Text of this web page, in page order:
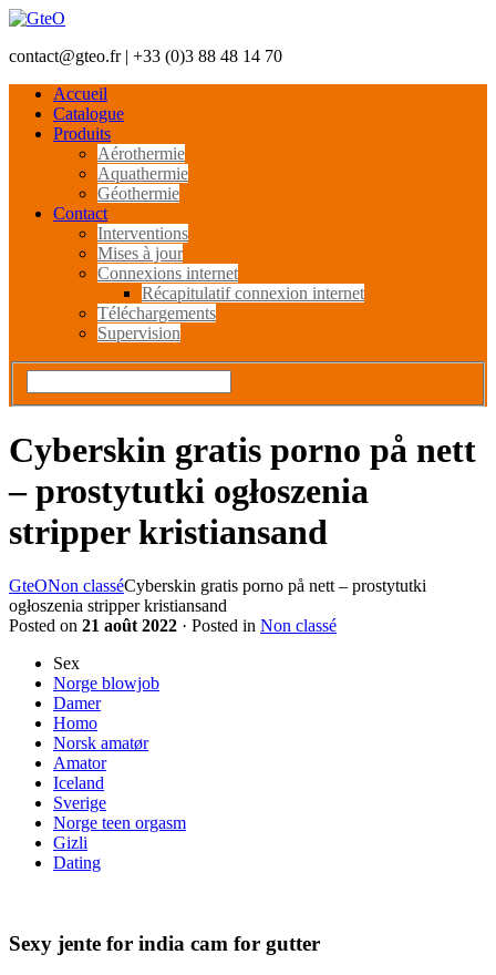
contact@gteo.fr | +33 (0)3 88 48 14 70
Accueil
Catalogue
Produits
Aérothermie
Aquathermie
Géothermie
Contact
Interventions
Mises à jour
Connexions internet
Récapitulatif connexion internet
Téléchargements
Supervision
Cyberskin gratis porno på nett
– prostytutki ogłoszenia
stripper kristiansand
GteONon classéCyberskin gratis porno på nett – prostytutki
ogłoszenia stripper kristiansand
Posted on 21 août 2022 · Posted in Non classé
Sex
Norge blowjob
Damer
Homo
Norsk amatør
Amator
Iceland
Sverige
Norge teen orgasm
Gizli
Dating
Sexy jente for india cam for gutter